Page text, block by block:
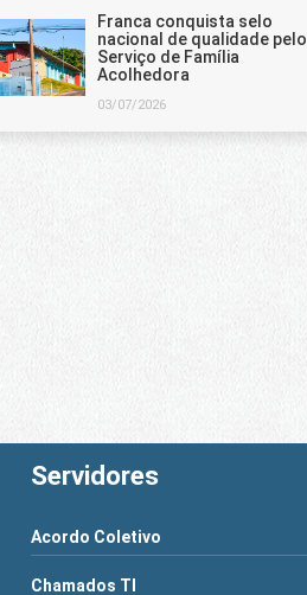
Franca conquista selo
nacional de qualidade pelo
Serviço de Família
Acolhedora
03/07/2026
Servidores
Acordo Coletivo
Chamados TI